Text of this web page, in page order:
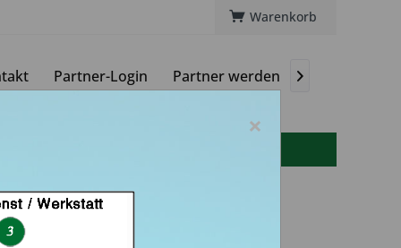
Warenkorb
Partner-Login Partner werden 
(in Bad Arolsen)
×